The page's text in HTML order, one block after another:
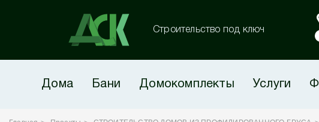
Строительство под ключ
Дома Бани Домокомплекты Услуги